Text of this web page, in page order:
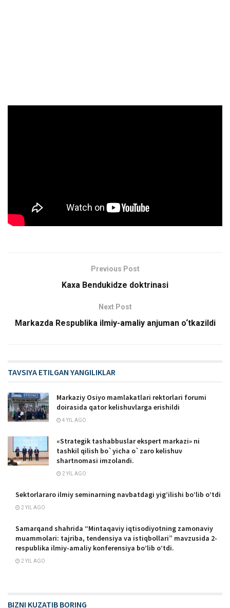
Previous Post
Kaxa Bendukidze doktrinasi
Next Post
Markazda Respublika ilmiy-amaliy anjuman o‘tkazildi
TAVSIYA ETILGAN YANGILIKLAR
Markaziy Osiyo mamlakatlari rektorlari forumi
doirasida qator kelishuvlarga erishildi
4 YIL AGO
«Strategik tashabbuslar ekspert markazi» ni
tashkil qilish bo`yicha o`zaro kelishuv
shartnomasi imzolandi.
2 YIL AGO
Sektorlararo ilmiy seminarning navbatdagi yig’ilishi bo’lib o’tdi
2 YIL AGO
Samarqand shahrida “Mintaqaviy iqtisodiyotning zamonaviy
muammolari: tajriba, tendensiya va istiqbollari” mavzusida 2-
respublika ilmiy-amaliy konferensiya bo’lib o’tdi.
2 YIL AGO
BIZNI KUZATIB BORING